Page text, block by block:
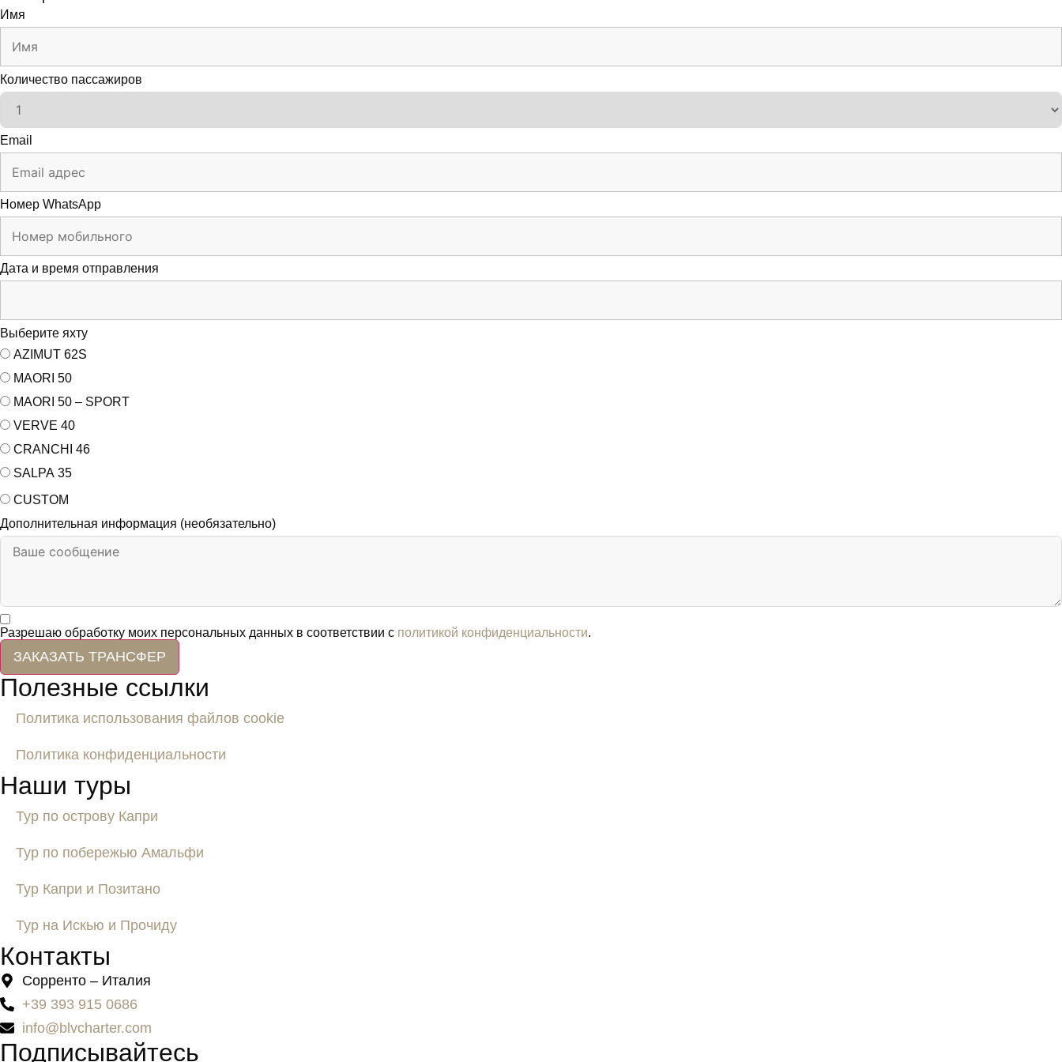
Имя
Количество пассажиров
Email
Номер WhatsApp
Дата и время отправления
Выберите яхту
AZIMUT 62S
MAORI 50
MAORI 50 – SPORT
VERVE 40
CRANCHI 46
SALPA 35
CUSTOM
Дополнительная информация (необязательно)
Разрешаю обработку моих персональных данных в соответствии с политикой конфиденциальности.
ЗАКАЗАТЬ ТРАНСФЕР
Полезные ссылки
Политика использования файлов cookie
Политика конфиденциальности
Наши туры
Тур по острову Капри
Тур по побережью Амальфи
Тур Капри и Позитано
Тур на Искью и Прочиду
Контакты
Сорренто – Италия
+39 393 915 0686
info@blvcharter.com
Подписывайтесь